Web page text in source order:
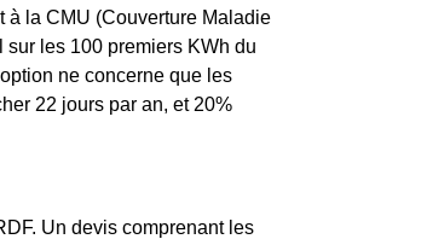
à la CMU (Couverture Maladie
les 100 premiers KWh du
ne concerne que les
22 jours par an, et 20%
Un devis comprenant les